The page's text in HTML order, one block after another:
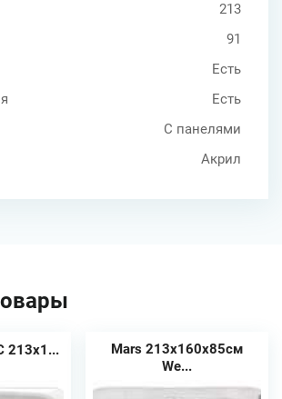
213
91
Есть
Есть
С панелями
Акрил
213х1...
Mars 213х160х85см
We...